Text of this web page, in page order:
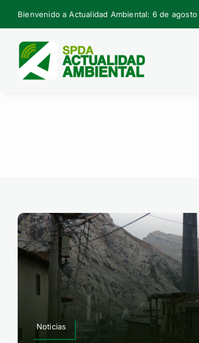
Skip
to
content
Bienvenido a Actualidad Ambiental: 6 de
Noticias